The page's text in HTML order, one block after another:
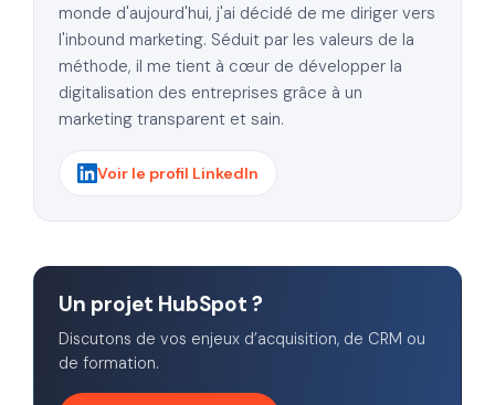
monde d'aujourd'hui, j'ai décidé de me diriger vers
l'inbound marketing. Séduit par les valeurs de la
méthode, il me tient à cœur de développer la
digitalisation des entreprises grâce à un
marketing transparent et sain.
Voir le profil LinkedIn
Un projet HubSpot ?
Discutons de vos enjeux d’acquisition, de CRM ou
de formation.